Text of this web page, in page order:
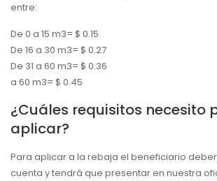
entre:
De 0 a 15 m3= $ 0.15
De 16 a 30 m3= $ 0.27
De 31 a 60 m3= $ 0.36
a 60 m3= $ 0.45
¿Cuáles requisitos necesito
aplicar?
Para aplicar a la rebaja el beneficiario
cuenta y tendrá que presentar en nuestra